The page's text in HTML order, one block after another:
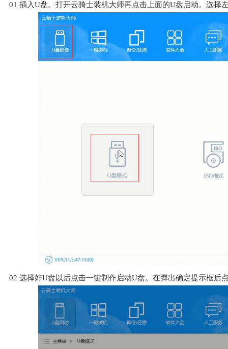
01 插入U盘。打开云骑士装机大师再点击上面的U盘启动。选择
02 选择好U盘以后点击一键制作启动U盘。在弹出确定提示框后